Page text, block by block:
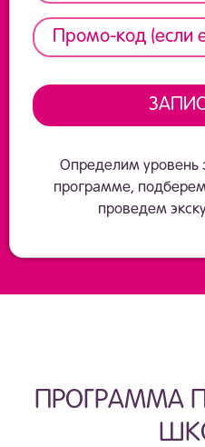
Определим уровень
программе,
проведем
ПРОГРАММА